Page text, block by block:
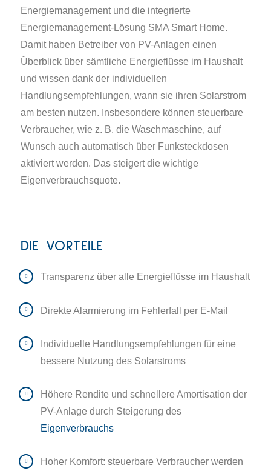
Energiemanagement und die integrierte
Energiemanagement-Lösung SMA Smart Home.
Damit haben Betreiber von PV-Anlagen einen
Überblick über sämtliche Energieflüsse im Haushalt
und wissen dank der individuellen
Handlungsempfehlungen, wann sie ihren Solarstrom
am besten nutzen. Insbesondere können steuerbare
Verbraucher, wie z. B. die Waschmaschine, auf
Wunsch auch automatisch über Funksteckdosen
aktiviert werden. Das steigert die wichtige
Eigenverbrauchsquote.
DIE VORTEILE
Transparenz über alle Energieflüsse im Haushalt
Direkte Alarmierung im Fehlerfall per E-Mail
Individuelle Handlungsempfehlungen für eine
bessere Nutzung des Solarstroms
Höhere Rendite und schnellere Amortisation der
PV-Anlage durch Steigerung des
Eigenverbrauchs
Hoher Komfort: steuerbare Verbraucher werden